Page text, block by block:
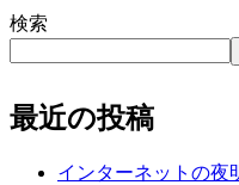
検索
最近の投稿
インターネットの夜